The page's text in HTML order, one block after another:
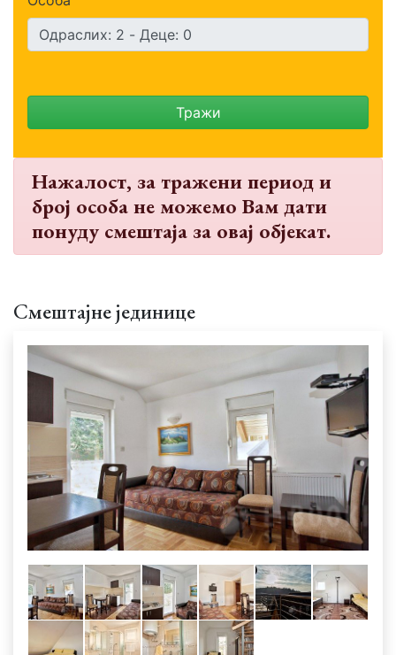
Тражи
Нажалост, за тражени период и
број особа не можемо Вам дати
понуду смештаја за овај објекат.
Смештајне јединице